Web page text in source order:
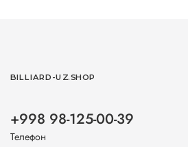
BILLIARD-UZ.SHOP
+998 98-125-00-39
Телефон